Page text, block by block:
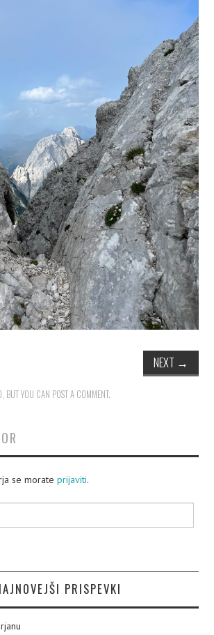
NEXT →
BUT YOU CAN POST A COMMENT.
se morateprijaviti.
PRISPEVKI